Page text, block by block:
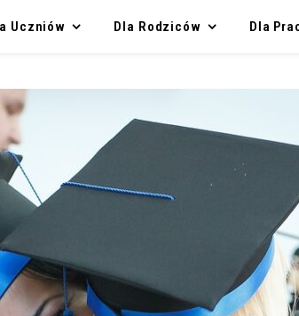
Uczniów Dla Rodziców Dla